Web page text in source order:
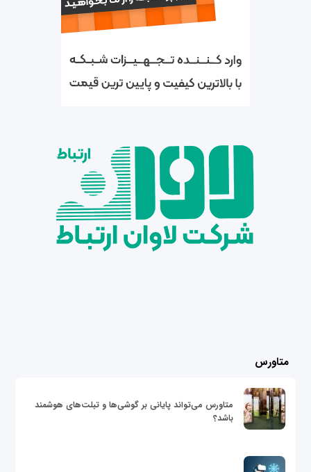
متاورس
متاورس می‌تواند پایانی بر گوشی‌ها و تبلت‌های هوشمند
باشد؟